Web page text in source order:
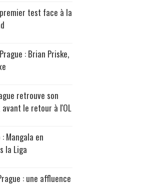
premier test face à la
: Brian Priske,
retrouve son
le retour à l'OL
Mangala en
la Liga
: une affluence